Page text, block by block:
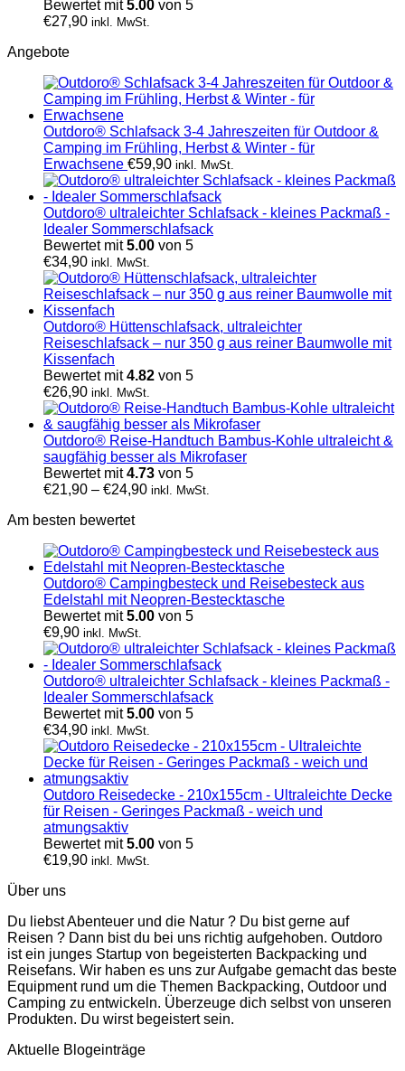
Bewertet mit5.00 von 5
€27,90 inkl. MwSt.
Angebote
Outdoro® Schlafsack 3-4 Jahreszeiten für Outdoor &
Camping im Frühling, Herbst & Winter - für
Erwachsene €59,90 inkl. MwSt.
Outdoro® ultraleichter Schlafsack - kleines Packmaß -
Idealer Sommerschlafsack
Bewertet mit5.00 von 5
€34,90 inkl. MwSt.
Outdoro® Hüttenschlafsack, ultraleichter
Reiseschlafsack – nur 350 g aus reiner Baumwolle mit
Kissenfach
Bewertet mit4.82 von 5
€26,90 inkl. MwSt.
Outdoro® Reise-Handtuch Bambus-Kohle ultraleicht &
saugfähig besser als Mikrofaser
Bewertet mit4.73 von 5
€21,90 – €24,90 inkl. MwSt.
Am besten bewertet
Outdoro® Campingbesteck und Reisebesteck aus
Edelstahl mit Neopren-Bestecktasche
Bewertet mit5.00 von 5
€9,90 inkl. MwSt.
Outdoro® ultraleichter Schlafsack - kleines Packmaß -
Idealer Sommerschlafsack
Bewertet mit5.00 von 5
€34,90 inkl. MwSt.
Outdoro Reisedecke - 210x155cm - Ultraleichte Decke
für Reisen - Geringes Packmaß - weich und
atmungsaktiv
Bewertet mit5.00 von 5
€19,90 inkl. MwSt.
Über uns
Du liebst Abenteuer und die Natur ? Du bist gerne auf
Reisen ? Dann bist du bei uns richtig aufgehoben. Outdoro
ist ein junges Startup von begeisterten Backpacking und
Reisefans. Wir haben es uns zur Aufgabe gemacht das beste
Equipment rund um die Themen Backpacking, Outdoor und
Camping zu entwickeln. Überzeuge dich selbst von unseren
Produkten. Du wirst begeistert sein.
Aktuelle Blogeinträge